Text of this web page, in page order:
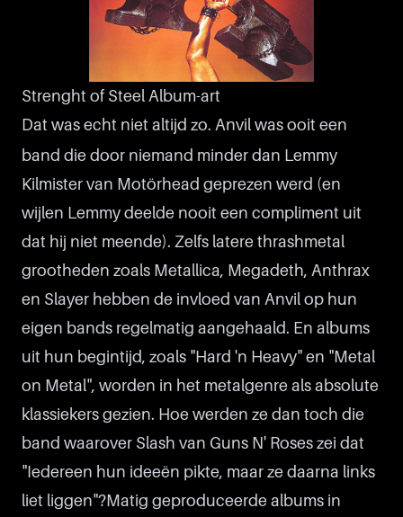
Strenght of Steel Album-art
Dat was echt niet altijd zo. Anvil was ooit een
band die door niemand minder dan Lemmy
Kilmister van Motörhead geprezen werd (en
wijlen Lemmy deelde nooit een compliment uit
dat hij niet meende). Zelfs latere thrashmetal
grootheden zoals Metallica, Megadeth, Anthrax
en Slayer hebben de invloed van Anvil op hun
eigen bands regelmatig aangehaald. En albums
uit hun begintijd, zoals "Hard 'n Heavy" en "Metal
on Metal", worden in het metalgenre als absolute
klassiekers gezien. Hoe werden ze dan toch die
band waarover Slash van Guns N' Roses zei dat
"Iedereen hun ideeën pikte, maar ze daarna links
liet liggen"?Matig geproduceerde albums in